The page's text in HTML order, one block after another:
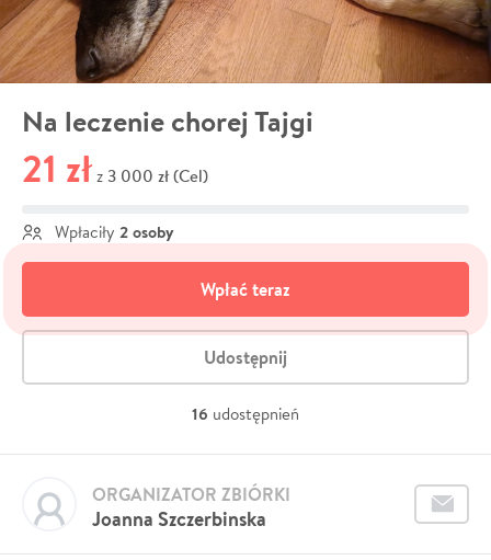
Na leczenie chorej Tajgi
21 zł z 3 000 zł (Cel)
Wpłaciły 2 osoby
Wpłać teraz
Udostępnij
16 udostępnień
Joanna Szczerbinska
ORGANIZATOR ZBIÓRKI